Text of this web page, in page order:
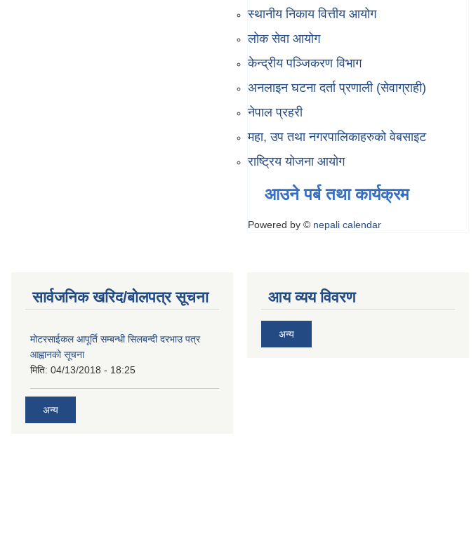
स्थानीय निकाय वित्तीय आयोग
लोक सेवा आयोग
केन्द्रीय पञ्जिकरण विभाग
अनलाइन घटना दर्ता प्रणाली (सेवाग्राही)
नेपाल प्रहरी
महा, उप तथा नगरपालिकाहरुको वेबसाइट
राष्ट्रिय योजना आयोग
आउने पर्ब तथा कार्यक्रम
Powered by © nepali calendar
सार्वजनिक खरिद/बोलपत्र सूचना
मोटरसाईकल आपूर्ति सम्बन्धी सिलबन्दी दरभाउ पत्र
आह्वानको सूचना
मिति: 04/13/2018 - 18:25
अन्य
आय व्यय विवरण
अन्य